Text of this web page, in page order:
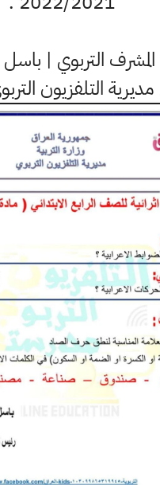
التربوي | باسل
التلفزيون